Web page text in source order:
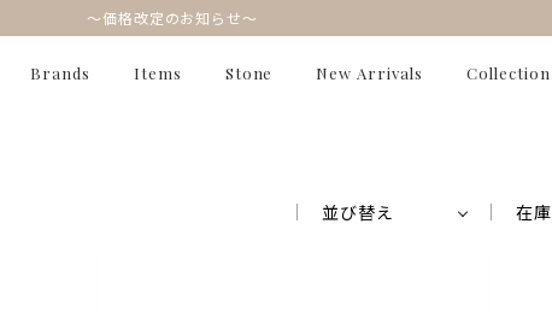
～価格改定のお知らせ～
Brands Items Stone New Arrivals Collection
並び替え 在庫